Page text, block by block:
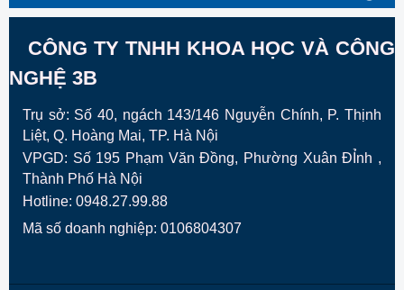
CÔNG TY TNHH KHOA HỌC VÀ CÔNG
NGHỆ 3B
Trụ sở: Số 40, ngách 143/146 Nguyễn Chính, P. Thịnh
Liệt, Q. Hoàng Mai, TP. Hà Nội
VPGD: Số 195 Phạm Văn Đồng, Phường Xuân ĐỈnh ,
Thành Phố Hà Nội
Hotline: 0948.27.99.88
Mã số doanh nghiệp: 0106804307